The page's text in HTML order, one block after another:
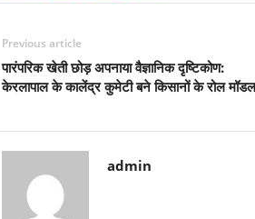
Previous article
​पारंपरिक खेती छोड़ अपनाया वैज्ञानिक दृष्टिकोण:
केरलापाल के कालेंद्र कुमेटी बने किसानों के रोल मॉडल
admin